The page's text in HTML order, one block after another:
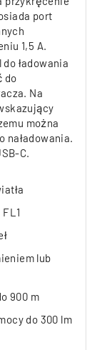
port
1,5 A.
ładowania
do
Na
można
naładowania.
C.
lub
900 m
do 300 lm